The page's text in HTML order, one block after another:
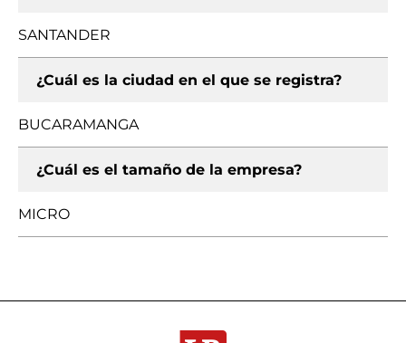
SANTANDER
¿Cuál es la ciudad en el que se registra?
BUCARAMANGA
¿Cuál es el tamaño de la empresa?
MICRO